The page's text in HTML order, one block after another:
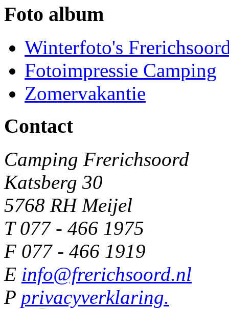
Foto album
Winterfoto's
Fotoimpressie Camping
Zomervakantie
Contact
Camping Frerichsoord
Katsberg 30
5768 RH Meijel
T 077 - 466 1975
F 077 - 466 1919
E info@frerichsoord.nl
P privacyverklaring.